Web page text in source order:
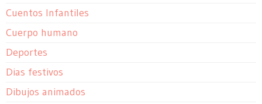
Cuentos Infantiles
Cuerpo humano
Deportes
Dias festivos
Dibujos animados